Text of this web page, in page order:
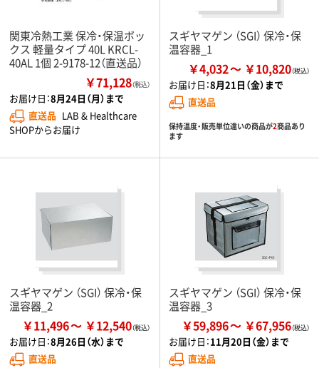
関東冷熱工業 保冷・保温ボッ
クス 軽量タイプ 40L KRCL-
40AL 1個 2-9178-12（直送品）
￥71,128（税込）
お届け日：8月24日（月）まで
直送品 LAB & Healthcare
SHOPからお届け
スギヤマゲン （SGI） 保冷・保
温容器_1
￥4,032 ￥10,820
お届け日：8月21日（金）まで
直送品
保持温度・販売単位違いの商品が2商品あり
ます
スギヤマゲン （SGI） 保冷・保
温容器_2
￥11,496 ￥12,540
お届け日：8月26日（水）まで
直送品
スギヤマゲン （SGI） 保冷・保
温容器_3
￥59,896 ￥67,956
お届け日：11月20日（金）まで
直送品